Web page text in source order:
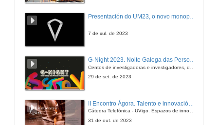
7 de xul. de 2023
G-Night 2023. Noite Galega das Persoas Investigadoras. Conciencias creativas
29 de set. de 2023
Cátedra Telefónica - UVigo. Espazos de innovación
31 de out. de 2023